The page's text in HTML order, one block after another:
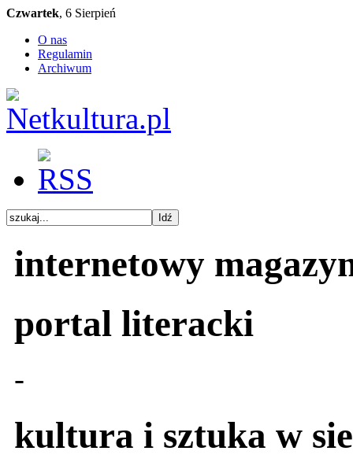
Czwartek, 6 Sierpień
O nas
Regulamin
Archiwum
internetowy
portal literacki
-
kultura i sztuka w